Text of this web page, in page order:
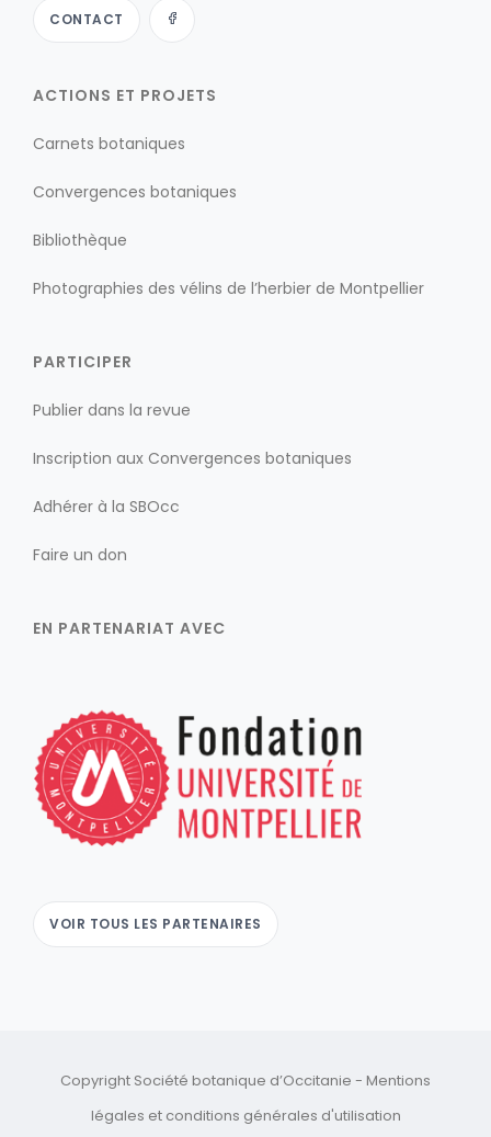
CONTACT
ACTIONS ET PROJETS
Carnets botaniques
Convergences botaniques
Bibliothèque
Photographies des vélins de l’herbier de Montpellier
PARTICIPER
Publier dans la revue
Inscription aux Convergences botaniques
Adhérer à la SBOcc
Faire un don
EN PARTENARIAT AVEC
VOIR TOUS LES PARTENAIRES
Copyright Société botanique d’Occitanie - Mentions
légales et conditions générales d'utilisation